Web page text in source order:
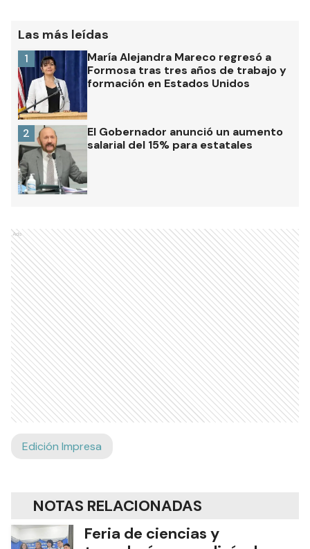
Las más leídas
María Alejandra Mareco regresó a
Formosa tras tres años de trabajo y
formación en Estados Unidos
1
El Gobernador anunció un aumento
salarial del 15% para estatales
2
Ads
Edición Impresa
NOTAS RELACIONADAS
Feria de ciencias y